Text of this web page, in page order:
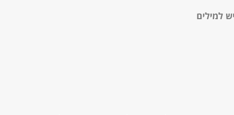
למילים